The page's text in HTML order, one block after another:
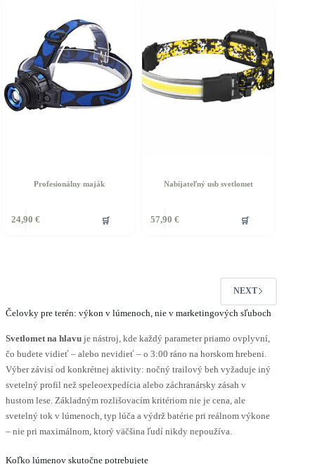
Profesionálny maják
24,90 € 🛒
Nabíjateľný usb svetlomet
57,90 € 🛒
NEXT
Čelovky pre terén: výkon v lúmenoch, nie v marketingových sľuboch
Svetlomet na hlavu je nástroj, kde každý parameter priamo ovplyvní,
čo budete vidieť – alebo nevidieť – o 3:00 ráno na horskom hrebeni.
Výber závisí od konkrétnej aktivity: nočný trailový beh vyžaduje iný
svetelný profil než speleoexpedícia alebo záchranársky zásah v
hustom lese. Základným rozlišovacím kritériom nie je cena, ale
svetelný tok v lúmenoch, typ lúča a výdrž batérie pri reálnom výkone
– nie pri maximálnom, ktorý väčšina ľudí nikdy nepoužíva.
Koľko lúmenov skutočne potrebujete